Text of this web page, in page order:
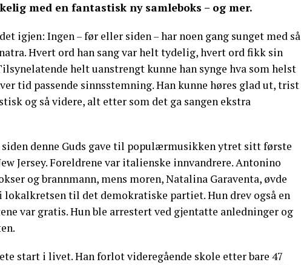
med en fantastisk ny samleboks – og mer.
igjen: Ingen – før eller siden – har noen gang sunget med så
Hvert ord han sang var helt tydelig, hvert ord fikk sin
helt uanstrengt kunne han synge hva som helst
tid passende sinnsstemning. Han kunne høres glad ut, trist
og så videre, alt etter som det ga sangen ekstra
siden denne Guds gave til populærmusikken ytret sitt første
Jersey. Foreldrene var italienske innvandrere. Antonino
og brannmann, mens moren, Natalina Garaventa, øvde
til det demokratiske partiet. Hun drev også en
var gratis. Hun ble arrestert ved gjentatte anledninger og
start i livet. Han forlot videregående skole etter bare 47